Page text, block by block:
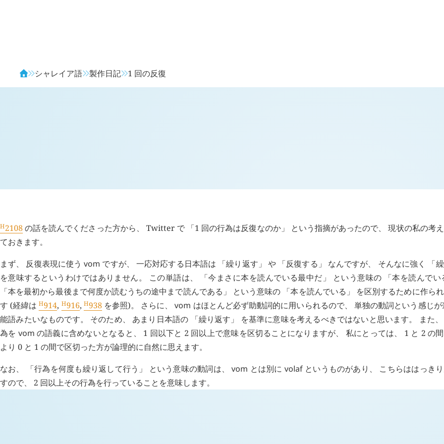
シャレイア語 製作日記 1 回の反復
H2108の話を読んでくださった方から、 Twitter で 「1 回の行為は反復なのか」 という指摘があったので、 現状の私の考
ておきます。
まず、 反復表現に使うvom ですが、 一応対応する日本語は 「繰り返す」 や 「反復する」 なんですが、 そんなに強く 「
を意味するというわけではありません。 この単語は、 「今まさに本を読んでいる最中だ」 という意味の 「本を読んでい
「本を最初から最後まで何度か読むうちの途中まで読んである」 という意味の 「本を読んでいる」 を区別するために作ら
す (経緯はH914, H916, H938を参照)。 さらに、vom はほとんど必ず助動詞的に用いられるので、 単独の動詞という感じ
能語みたいなものです。 そのため、 あまり日本語の 「繰り返す」 を基準に意味を考えるべきではないと思います。 また
為を vom の語義に含めないとなると、 1 回以下と 2 回以上で意味を区切ることになりますが、 私にとっては、 1 と 2 の
より 0 と 1 の間で区切った方が論理的に自然に思えます。
なお、 「行為を何度も繰り返して行う」 という意味の動詞は、vom とは別に volafというものがあり、 こちらははっき
すので、 2 回以上その行為を行っていることを意味します。